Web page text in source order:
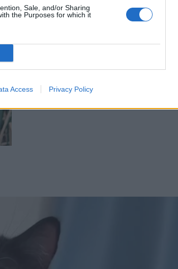
Sale, and/or Sharing
the Purposes for which it
Access Privacy Policy